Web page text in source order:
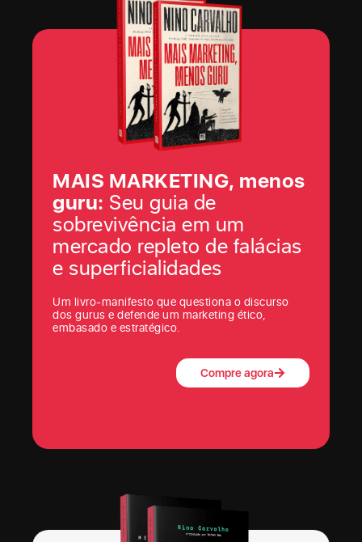
MAIS MARKETING, menos
guru: Seu guia de
sobrevivência em um
mercado repleto de falácias
e superficialidades
Um livro-manifesto que questiona o discurso
dos gurus e defende um marketing ético,
embasado e estratégico.
Compre agora